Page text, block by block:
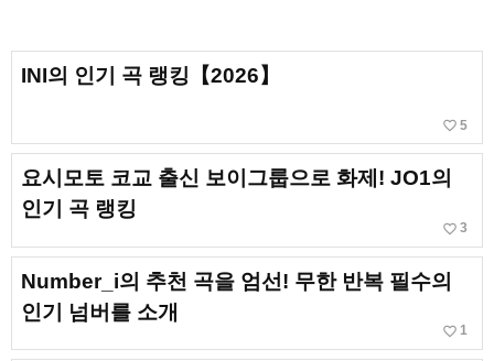
INI의 인기 곡 랭킹【2026】
favorite_border 5
요시모토 코교 출신 보이그룹으로 화제! JO1의
인기 곡 랭킹
favorite_border 3
Number_i의 추천 곡을 엄선! 무한 반복 필수의
인기 넘버를 소개
favorite_border 1